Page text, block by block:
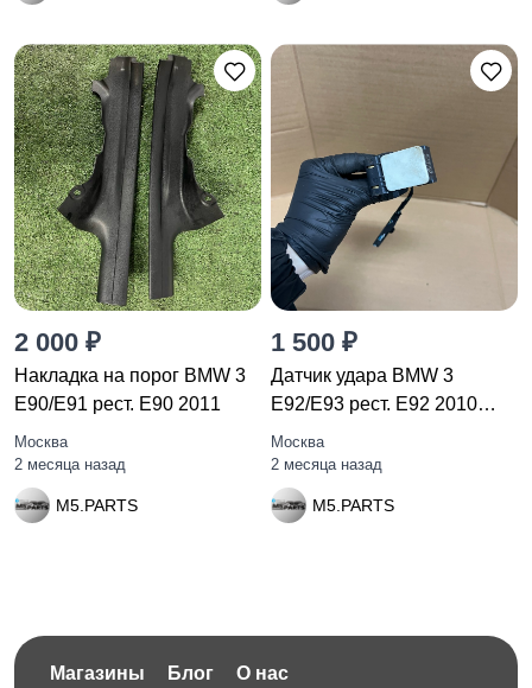
2 000 ₽
Накладка на порог BMW 3
E90/E91 рест. E90 2011
Москва
2 месяца назад
M5.PARTS
1 500 ₽
Датчик удара BMW 3
E92/E93 рест. E92 2010
6956485
Москва
2 месяца назад
M5.PARTS
Магазины Блог О нас